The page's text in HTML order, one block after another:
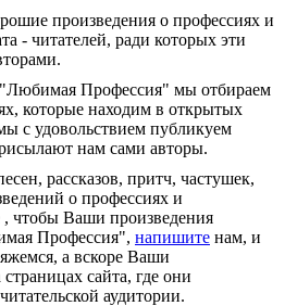
произведения о профессиях и
- читателей, ради которых эти
"Любимая Профессия" мы отбираем
которые находим в открытых
с удовольствием публикуем
нам сами авторы.
рассказов, притч, частушек,
о профессиях и
, чтобы Ваши произведения
Профессия", напишите нам, и
а вскоре Ваши
сайта, где они
аудитории.